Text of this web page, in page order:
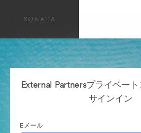
External Partnersプライベー
サインイン
Eメール